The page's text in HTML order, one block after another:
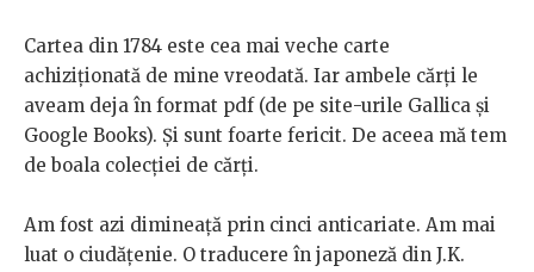
Cartea din 1784 este cea mai veche carte
achiziționată de mine vreodată. Iar ambele cărți le
aveam deja în format pdf (de pe site-urile Gallica și
Google Books). Și sunt foarte fericit. De aceea mă tem
de boala colecției de cărți.
Am fost azi dimineață prin cinci anticariate. Am mai
luat o ciudățenie. O traducere în japoneză din J.K.